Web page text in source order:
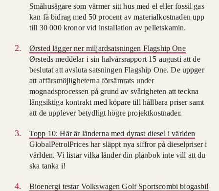
Småhusägare som värmer sitt hus med el eller fossil gas
kan få bidrag med 50 procent av materialkostnaden upp
till 30 000 kronor vid installation av pelletskamin.
Ørsted lägger ner miljardsatsningen Flagship One
Ørsteds meddelar i sin halvårsrapport 15 augusti att de
beslutat att avsluta satsningen Flagship One. De uppger
att affärsmöjligheterna försämrats under
mognadsprocessen på grund av svårigheten att teckna
långsiktiga kontrakt med köpare till hållbara priser samt
att de upplever betydligt högre projektkostnader.
Topp 10: Här är länderna med dyrast diesel i världen
GlobalPetrolPrices har släppt nya siffror på dieselpriser i
världen. Vi listar vilka länder din plånbok inte vill att du
ska tanka i!
Bioenergi testar Volkswagen Golf Sportscombi biogasbil